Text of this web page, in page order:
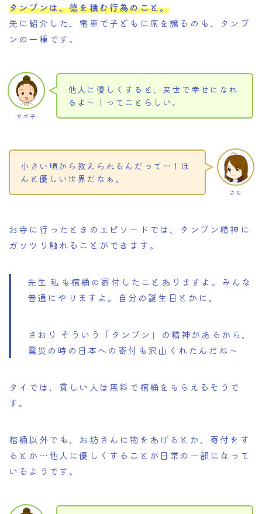
タンブンは、徳を積む行為のこと。
先に紹介した、電車で子どもに席を譲るのも、タンブ
ンの一種です。
サボ子
他人に優しくすると、来世で幸せになれ
るよ～！ってことらしい。
さち
小さい頃から教えられるんだって…！ほ
んと優しい世界だなぁ。
お寺に行ったときのエピソードでは、タンブン精神に
ガッツリ触れることができます。
先生 私も棺桶の寄付したことありますよ。みんな
普通にやりますよ。自分の誕生日とかに。
さおり そういう「タンブン」の精神があるから、
震災の時の日本への寄付も沢山くれたんだね～
タイでは、貧しい人は無料で棺桶をもらえるそうで
す。
棺桶以外でも、お坊さんに物をあげるとか、寄付をす
るとか…他人に優しくすることが日常の一部になって
いるようです。